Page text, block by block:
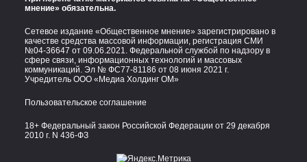
мнение» обязательна.
Сетевое издание «Общественное мнение» зарегистрировано в
качестве средства массовой информации, регистрация СМИ
№04-36647 от 09.06.2021. Федеральной службой по надзору в
сфере связи, информационных технологий и массовых
коммуникаций. Эл № ФС77-81186 от 08 июня 2021 г.
Учредитель ООО «Медиа Холдинг ОМ»
Пользовательское соглашение
18+ Федеральный закон Российской Федерации от 29 декабря
2010 г. N 436-ФЗ